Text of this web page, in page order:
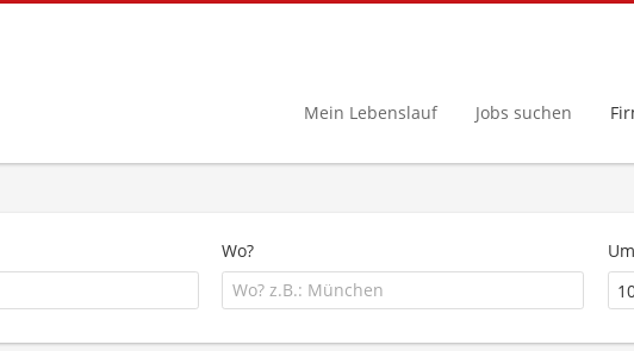
Mein Lebenslauf Jobs suchen
Wo?